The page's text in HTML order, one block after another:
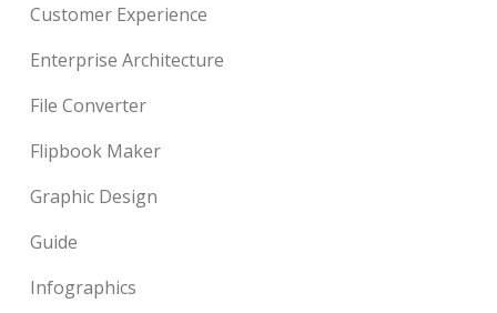
Customer Experience
Enterprise Architecture
File Converter
Flipbook Maker
Graphic Design
Guide
Infographics